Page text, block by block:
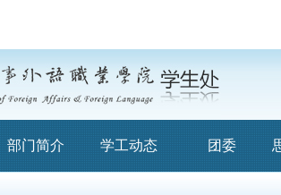
部门简介 学工动态 团委